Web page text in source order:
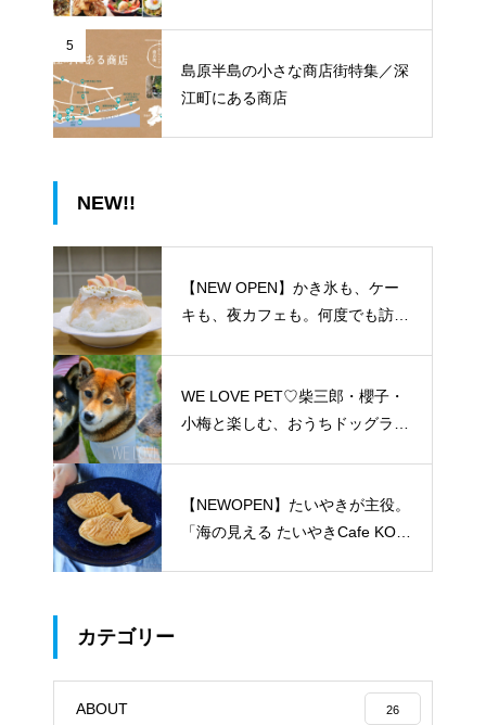
5
島原半島の小さな商店街特集／深
江町にある商店
NEW!!
【NEW OPEN】かき氷も、ケー
キも、夜カフェも。何度でも訪れ
WE LOVE PET♡柴三郎・櫻子・
小梅と楽しむ、おうちドッグラン
【NEWOPEN】たいやきが主役。
「海の見える たいやきCafe KOM
カテゴリー
ABOUT 26